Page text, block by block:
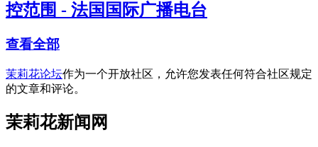
控范围 - 法国国际广播电台
查看全部
茉莉花论坛作为一个开放社区，允许您发表任何符合社区规定
的文章和评论。
茉莉花新闻网